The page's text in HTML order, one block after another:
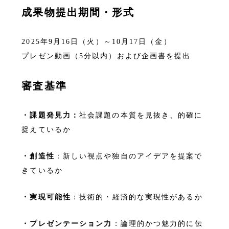
成果物提出期間・形式
2025年9月16日（火）～10月17日（金）
プレゼン動画（5分以内）および企画書を提出
審査基準
・課題発見力：社会課題の本質を見抜き、的確に
捉えているか
・創造性 ：新しい視点や独自のアイデアを提案で
きているか
・実現可能性 ：技術的・経済的な実現性があるか
・プレゼンテーション力 ：論理的かつ魅力的に伝